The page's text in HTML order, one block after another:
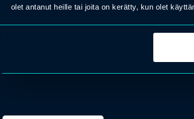
olet antanut heille tai joita on kerätty, kun olet